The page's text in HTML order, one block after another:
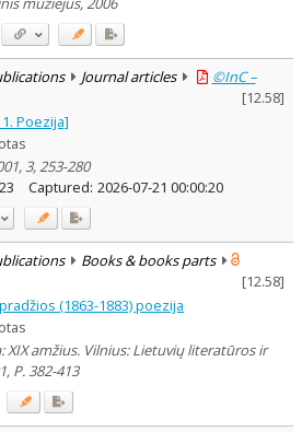
Journal articles
©InC –
[12.58]
Poezija]
3, 253-280
23 Captured: 2026-07-21 00:00:20
Books & books parts
[12.58]
(1863-1883) poezija
amžius. Vilnius: Lietuvių literatūros ir
P. 382-413